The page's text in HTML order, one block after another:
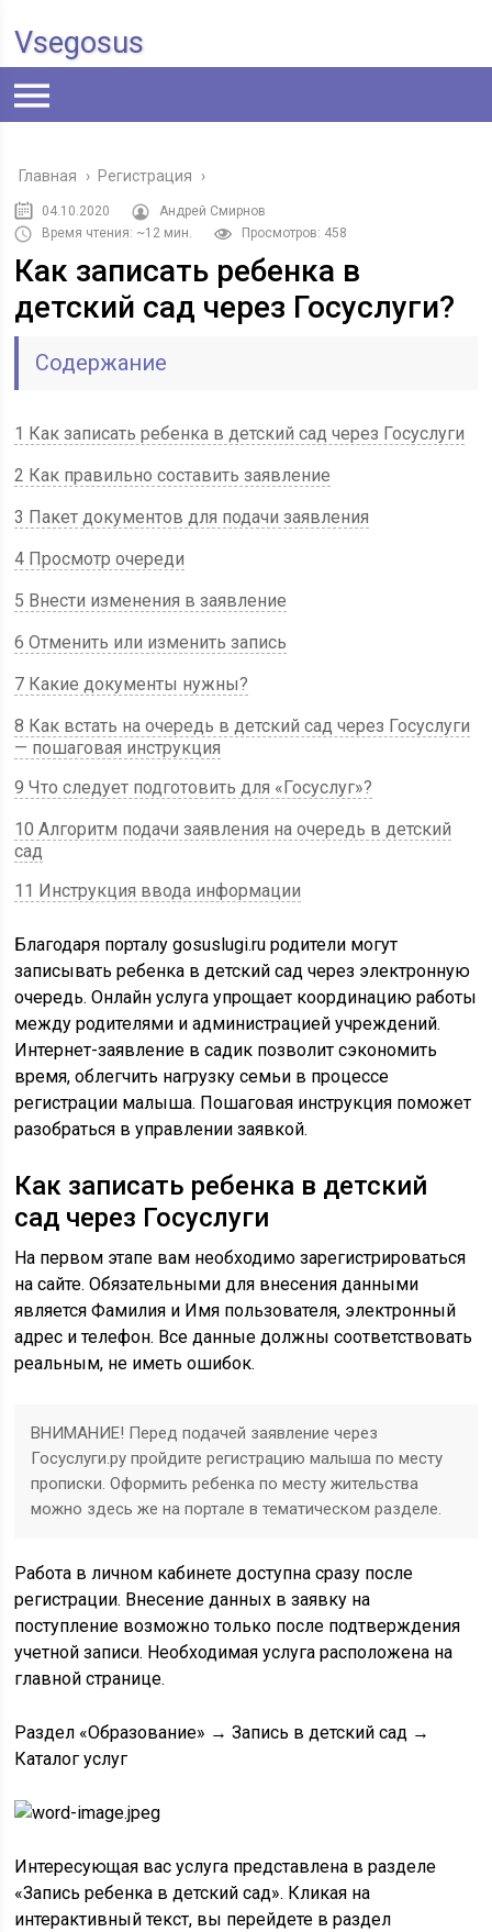
Vsegosus
Главная › Регистрация ›
04.10.2020
Андрей Смирнов
Время чтения: ~12 мин.
Просмотров: 458
Как записать ребенка в
детский сад через Госуслуги?
Содержание
1 Как записать ребенка в детский сад через Госуслуги
2 Как правильно составить заявление
3 Пакет документов для подачи заявления
4 Просмотр очереди
5 Внести изменения в заявление
6 Отменить или изменить запись
7 Какие документы нужны?
8 Как встать на очередь в детский сад через Госуслуги
— пошаговая инструкция
9 Что следует подготовить для «Госуслуг»?
10 Алгоритм подачи заявления на очередь в детский
сад
11 Инструкция ввода информации
Благодаря порталу gosuslugi.ru родители могут
записывать ребенка в детский сад через электронную
очередь. Онлайн услуга упрощает координацию работы
между родителями и администрацией учреждений.
Интернет-заявление в садик позволит сэкономить
время, облегчить нагрузку семьи в процессе
регистрации малыша. Пошаговая инструкция поможет
разобраться в управлении заявкой.
Как записать ребенка в детский
сад через Госуслуги
На первом этапе вам необходимо зарегистрироваться
на сайте. Обязательными для внесения данными
является Фамилия и Имя пользователя, электронный
адрес и телефон. Все данные должны соответствовать
реальным, не иметь ошибок.
ВНИМАНИЕ! Перед подачей заявление через
Госуслуги.ру пройдите регистрацию малыша по месту
прописки. Оформить ребенка по месту жительства
можно здесь же на портале в тематическом разделе.
Работа в личном кабинете доступна сразу после
регистрации. Внесение данных в заявку на
поступление возможно только после подтверждения
учетной записи. Необходимая услуга расположена на
главной странице.
Раздел «Образование» → Запись в детский сад →
Каталог услуг
Интересующая вас услуга представлена в разделе
«Запись ребенка в детский сад». Кликая на
интерактивный текст, вы перейдете в раздел